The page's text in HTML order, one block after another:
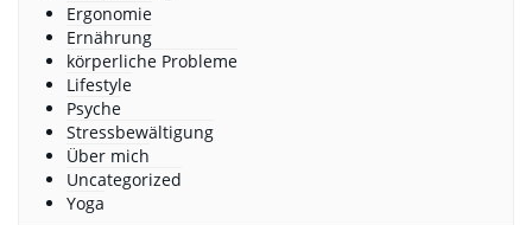
Ergonomie
Ernährung
körperliche Probleme
Lifestyle
Psyche
Stressbewältigung
Über mich
Uncategorized
Yoga